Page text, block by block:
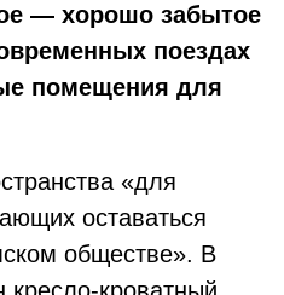
— хорошо забытое
поездах
помещения для
«для
оставаться
обществе». В